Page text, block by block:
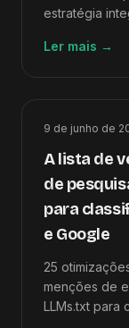
estratégia
Ler mais →
9 de junho de
A lista de
de
para
e Google
25
menções de
LLMs.txt para